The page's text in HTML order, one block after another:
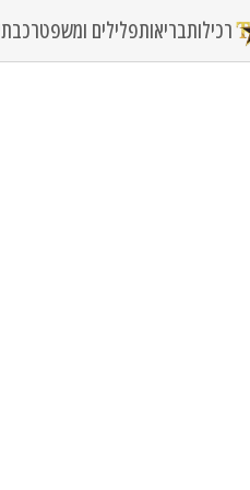
רכילותבריאותפלילים ומשפטרכב